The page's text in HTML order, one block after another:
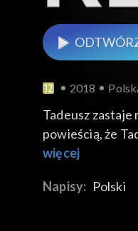
2018
Tadeusz zastaje
powieścią, że
Rafalski
więcej
Napisy: Polski